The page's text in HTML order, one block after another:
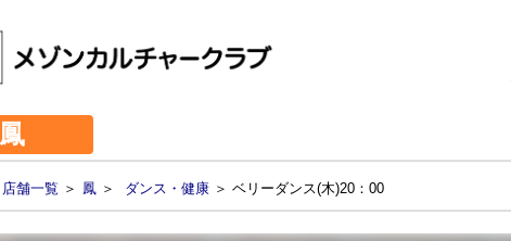
鳳
店舗一覧 ＞ 鳳 ＞ ダンス・健康 ＞ ベリーダンス(木)20：00